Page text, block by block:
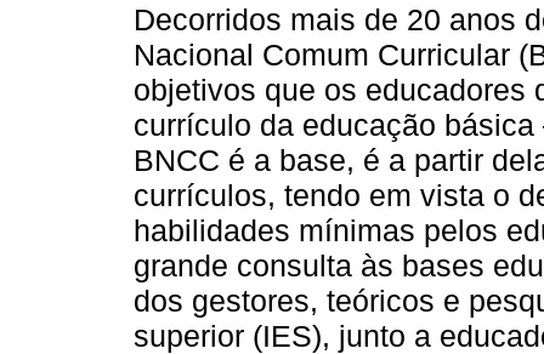
Decorridos mais de 20 anos
Nacional Comum Curricular
objetivos que os educadores
currículo da educação
BNCC é a base, é a partir
currículos, tendo em vista o
habilidades mínimas pelos
grande consulta às bases
dos gestores, teóricos e
superior (IES), junto a